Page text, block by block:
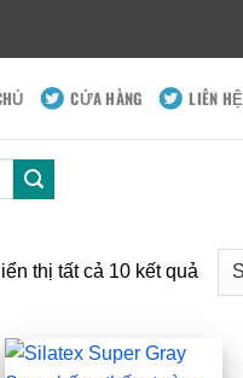
CỬA HÀNG LIÊN HỆ
thị tất cả 10 kết quảĐã
sắp